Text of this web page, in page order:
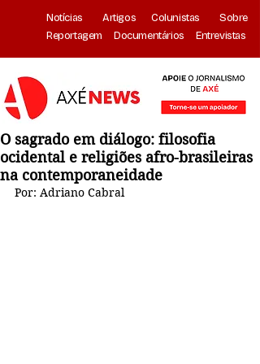
Notícias Artigos Colunistas
Sobre
Reportagem
Documentários Entrevistas
O sagrado em diálogo: filosofia
ocidental e religiões afro-brasileiras
na contemporaneidade
Por: Adriano Cabral